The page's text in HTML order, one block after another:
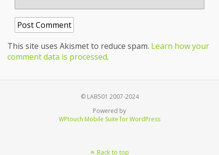
This site uses Akismet to reduce spam. Learn how your
comment data is processed.
© LAB501 2007-2024
Powered by
WPtouch Mobile Suite for WordPress
Back to top